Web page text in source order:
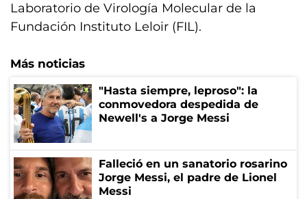
Laboratorio de Virología Molecular de la
Fundación Instituto Leloir (FIL).
Más noticias
"Hasta siempre, leproso": la
conmovedora despedida de
Newell's a Jorge Messi
Falleció en un sanatorio rosarino
Jorge Messi, el padre de Lionel
Messi